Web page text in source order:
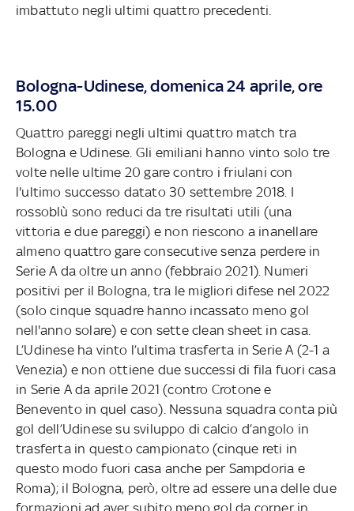
imbattuto negli ultimi quattro precedenti.
Bologna-Udinese, domenica 24 aprile, ore
15.00
Quattro pareggi negli ultimi quattro match tra
Bologna e Udinese. Gli emiliani hanno vinto solo tre
volte nelle ultime 20 gare contro i friulani con
l'ultimo successo datato 30 settembre 2018. I
rossoblù sono reduci da tre risultati utili (una
vittoria e due pareggi) e non riescono a inanellare
almeno quattro gare consecutive senza perdere in
Serie A da oltre un anno (febbraio 2021). Numeri
positivi per il Bologna, tra le migliori difese nel 2022
(solo cinque squadre hanno incassato meno gol
nell'anno solare) e con sette clean sheet in casa.
L’Udinese ha vinto l’ultima trasferta in Serie A (2-1 a
Venezia) e non ottiene due successi di fila fuori casa
in Serie A da aprile 2021 (contro Crotone e
Benevento in quel caso). Nessuna squadra conta più
gol dell’Udinese su sviluppo di calcio d’angolo in
trasferta in questo campionato (cinque reti in
questo modo fuori casa anche per Sampdoria e
Roma); il Bologna, però, oltre ad essere una delle due